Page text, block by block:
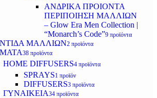
ΑΝΔΡΙΚΑ ΠΡΟΙΟΝΤΑ
ΠΕΡΙΠΟΙΗΣΗ ΜΑΛΛΙΩΝ
– Glow Era Men Collection |
“Monarch’s Code”9 προϊόντα
ΜΑΛΛΙΩΝ2 προϊόντα
38 προϊόντα
HOME DIFFUSERS4 προϊόντα
SPRAYS1 προϊόν
DIFFUSERS3 προϊόντα
ΓΥΝΑΙΚΕΙΑ34 προϊόντα